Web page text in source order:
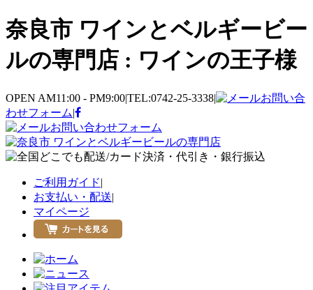
奈良市 ワインとベルギービー
ルの専門店 : ワインの王子様
OPEN AM11:00 - PM9:00|TEL:0742-25-3338|
お問い合
わせフォーム|
お問い合わせフォーム
ご利用ガイド|
お支払い・配送|
マイページ